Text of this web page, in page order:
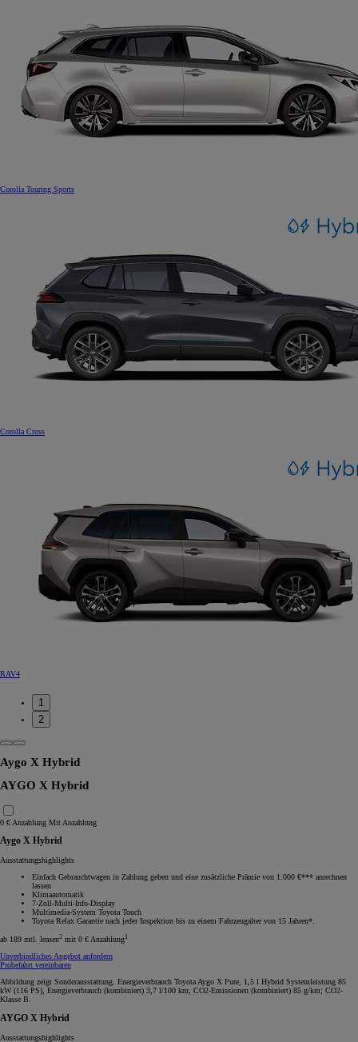
Corolla Touring Sports
Corolla Cross
RAV4
1
2
Aygo X Hybrid
AYGO X Hybrid
0 € Anzahlung Mit Anzahlung
Aygo X Hybrid
Ausstattungshighlights
Einfach Gebrauchtwagen in Zahlung geben und eine zusätzliche Prämie von 1.000 €*** anrechnen
lassen
Klimaautomatik
7-Zoll-Multi-Info-Display
Multimedia-System Toyota Touch
Toyota Relax Garantie nach jeder Inspektion bis zu einem Fahrzeugalter von 15 Jahren*.
ab 189 mtl. leasen2 mit 0 € Anzahlung1
Unverbindliches Angebot anfordern
Probefahrt vereinbaren
Abbildung zeigt Sonderausstattung. Energieverbrauch Toyota Aygo X Pure, 1,5 l Hybrid Systemleistung 85
kW (116 PS), Energieverbrauch (kombiniert) 3,7 l/100 km; CO2-Emissionen (kombiniert) 85 g/km; CO2-
Klasse B.
AYGO X Hybrid
Ausstattungshighlights